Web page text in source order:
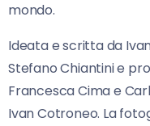
mondo.
Ideata e scritta da
Stefano Chiantini e
Francesca Cima e
Ivan Cotroneo. La